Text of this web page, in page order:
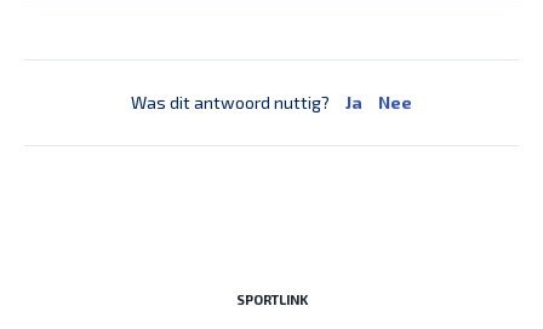
Was dit antwoord nuttig? Ja Nee
SPORTLINK